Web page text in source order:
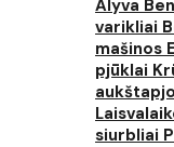
Alyva
varikliai
mašinos
pjūklai
siurbliai